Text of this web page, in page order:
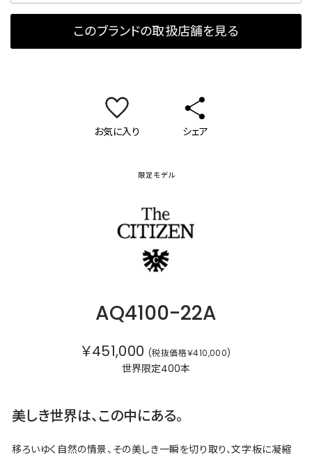
このブランドの取扱店舗を見る
お気に入り シェア
限定モデル
AQ4100-22A
￥451,000 (税抜価格￥410,000)
世界限定400本
美しき世界は、この中にある。
移ろいゆく自然の情景、その美しき一瞬を切り取り、文字板に凝縮